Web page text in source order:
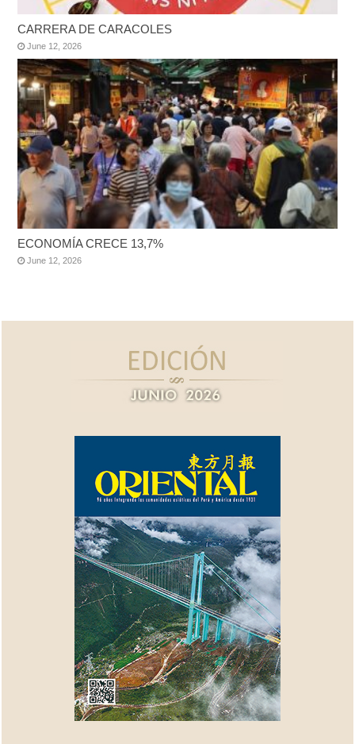
CARRERA DE CARACOLES
June 12, 2026
ECONOMÍA CRECE 13,7%
June 12, 2026